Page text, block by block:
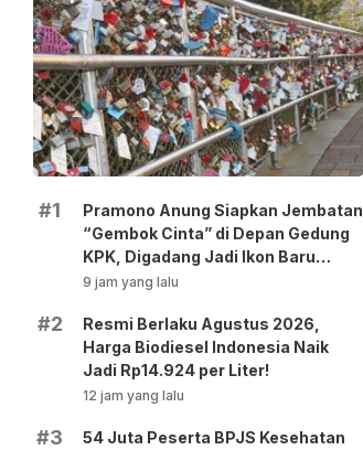
#1
Pramono Anung Siapkan Jembatan
“Gembok Cinta” di Depan Gedung
KPK, Digadang Jadi Ikon Baru
Jakarta!
9 jam yang lalu
#2
Resmi Berlaku Agustus 2026,
Harga Biodiesel Indonesia Naik
Jadi Rp14.924 per Liter!
12 jam yang lalu
#3
54 Juta Peserta BPJS Kesehatan